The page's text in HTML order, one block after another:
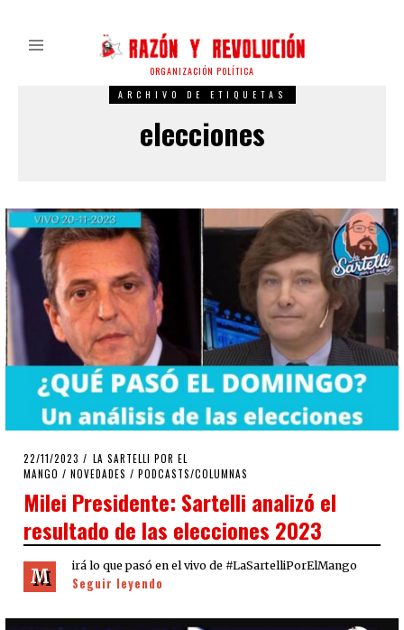
ORGANIZACIÓN POLÍTICA
ARCHIVO DE ETIQUETAS
elecciones
POSTED
ON
22/11/2023 22/11/2023
LA SARTELLI POR EL
MANGO / NOVEDADES / PODCASTS/COLUMNAS
Milei Presidente: Sartelli analizó el
resultado de las elecciones 2023
M irá lo que pasó en el vivo de #LaSartelliPorElMango
Seguir leyendo